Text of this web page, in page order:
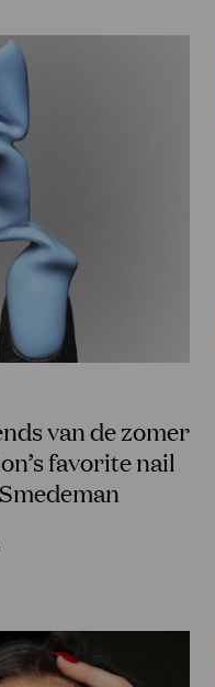
van de zomer
favorite nail